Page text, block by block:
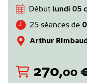
Début lundi 05
25 séances de
Arthur
270,00